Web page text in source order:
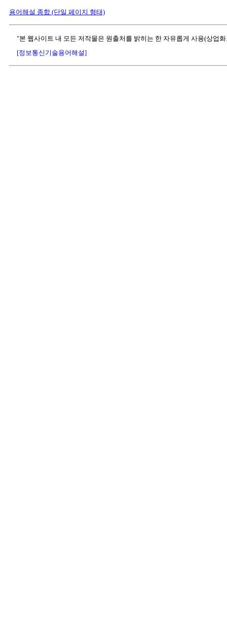
용어해설 종합 (단일 페이지 형태)
"본 웹사이트 내 모든 저작물은 원출처를 밝히는 한 자유롭게 사용(상업
[정보통신기술용어해설]